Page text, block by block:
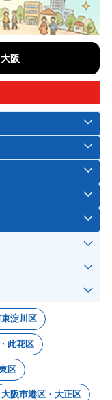
阪
淀川区
此花区
区
大阪市港区・大正区